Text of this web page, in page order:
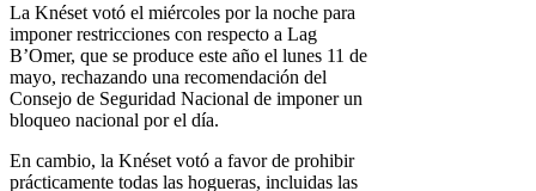
La Knéset votó el miércoles por la noche para
imponer restricciones con respecto a Lag
B’Omer, que se produce este año el lunes 11 de
mayo, rechazando una recomendación del
Consejo de Seguridad Nacional de imponer un
bloqueo nacional por el día.
En cambio, la Knéset votó a favor de prohibir
prácticamente todas las hogueras, incluidas las